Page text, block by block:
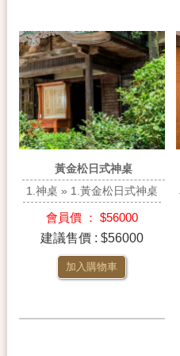
黃金松日式神桌
1.神桌 » 1.黃金松日式神桌
會員價 ： $56000
建議售價 : $56000
加入購物車